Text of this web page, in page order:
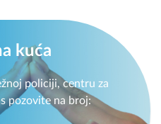
kuća
policiji, centru za
pozovite na broj: